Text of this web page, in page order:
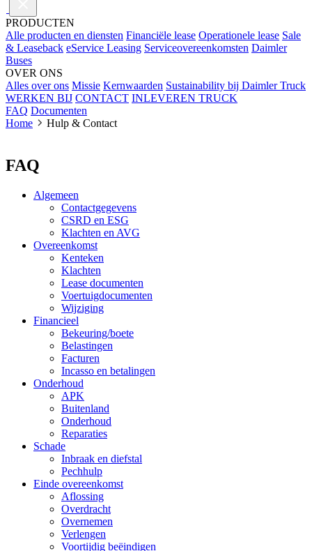
PRODUCTEN
Alle producten en diensten Financiële lease Operationele lease Sale
& Leaseback eService Leasing Serviceovereenkomsten Daimler
Buses
OVER ONS
Alles over ons Missie Kernwaarden Sustainability bij Daimler Truck
WERKEN BIJ CONTACT INLEVEREN TRUCK
FAQ Documenten
Home
Hulp & Contact
FAQ
Algemeen
Contactgegevens
CSRD en ESG
Klachten en AVG
Overeenkomst
Kenteken
Klachten
Lease documenten
Voertuigdocumenten
Wijziging
Financieel
Bekeuring/boete
Belastingen
Facturen
Incasso en betalingen
Onderhoud
APK
Buitenland
Onderhoud
Reparaties
Schade
Inbraak en diefstal
Pechhulp
Einde overeenkomst
Aflossing
Overdracht
Overnemen
Verlengen
Voortijdig beëindigen